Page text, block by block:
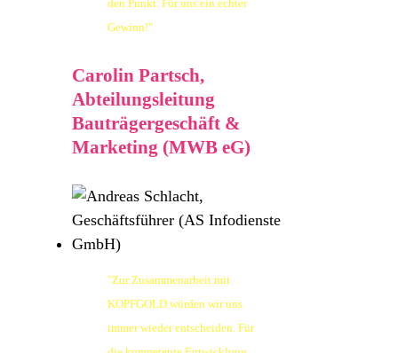
den Punkt. Für uns ein echter
Gewinn!"
Carolin Partsch,
Abteilungsleitung
Bauträgergeschäft &
Marketing (MWB eG)
"Zur Zusammenarbeit mit
KOPFGOLD würden wir uns
immer wieder entscheiden. Für